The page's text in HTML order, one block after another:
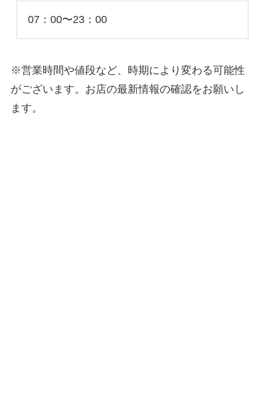
07：00〜23：00
※営業時間や値段など、時期により変わる可能性
がございます。お店の最新情報の確認をお願いし
ます。